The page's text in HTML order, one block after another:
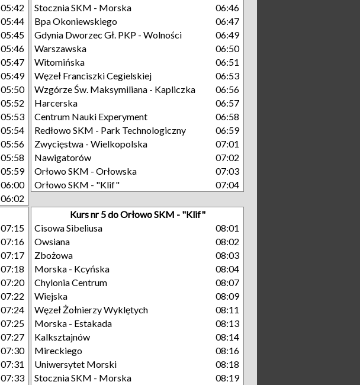
05:42
05:44
05:45
05:46
05:47
05:49
05:50
05:52
05:53
05:54
05:56
05:58
05:59
06:00
06:02
Stocznia SKM - Morska
06:46
Bpa Okoniewskiego
06:47
Gdynia Dworzec Gł. PKP - Wolności
06:49
Warszawska
06:50
Witomińska
06:51
Węzeł Franciszki Cegielskiej
06:53
Wzgórze Św. Maksymiliana - Kapliczka
06:56
Harcerska
06:57
Centrum Nauki Experyment
06:58
Redłowo SKM - Park Technologiczny
06:59
Zwycięstwa - Wielkopolska
07:01
Nawigatorów
07:02
Orłowo SKM - Orłowska
07:03
Orłowo SKM - "Klif"
07:04
07:15
07:16
07:17
07:18
07:20
07:22
07:24
07:25
07:27
07:30
07:31
07:33
Kurs nr 5 do Orłowo SKM - "Klif"
Cisowa Sibeliusa
08:01
Owsiana
08:02
Zbożowa
08:03
Morska - Kcyńska
08:04
Chylonia Centrum
08:07
Wiejska
08:09
Węzeł Żołnierzy Wyklętych
08:11
Morska - Estakada
08:13
Kalksztajnów
08:14
Mireckiego
08:16
Uniwersytet Morski
08:18
Stocznia SKM - Morska
08:19